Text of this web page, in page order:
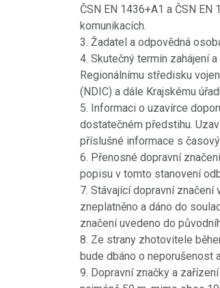
ČSN EN 1436+A1 a ČSN
komunikacích.
3. Žadatel a odpovědná
4. Skutečný termín zahájení
Regionálnímu středisku
(NDIC) a dále Krajskému
5. Informaci o uzavírce
dostatečném předstihu.
příslušné informace s
6. Přenosné dopravní
popisu v tomto stanovení
7. Stávající dopravní
zneplatněno a dáno do
značení uvedeno do
8. Ze strany zhotovitele
bude dbáno o neporušenost
9. Dopravní značky a